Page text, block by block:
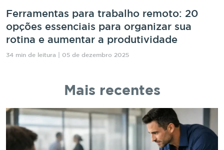
Ferramentas para trabalho remoto: 20
opções essenciais para organizar sua
rotina e aumentar a produtividade
34 min de leitura | 05 de dezembro 2025
Mais recentes